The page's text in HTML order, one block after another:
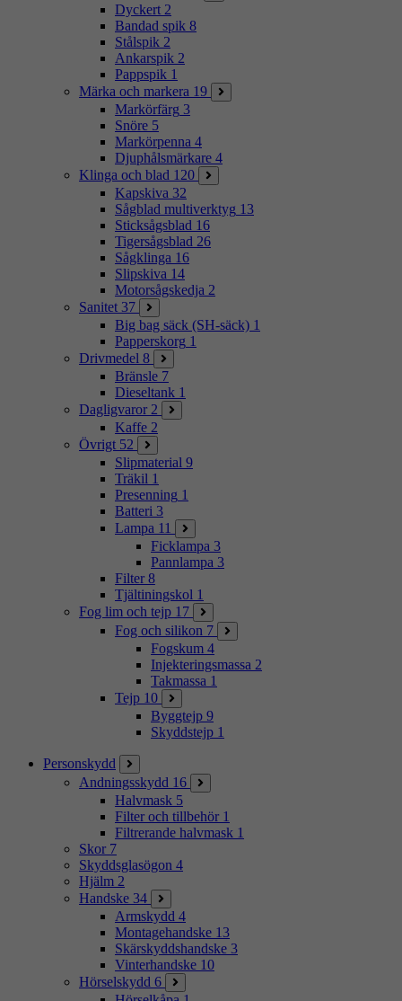
Dyckert 2
Bandad spik 8
Stålspik 2
Ankarspik 2
Pappspik 1
Märka och markera 19
Markörfärg 3
Snöre 5
Markörpenna 4
Djuphålsmärkare 4
Klinga och blad 120
Kapskiva 32
Sågblad multiverktyg 13
Sticksågsblad 16
Tigersågsblad 26
Sågklinga 16
Slipskiva 14
Motorsågskedja 2
Sanitet 37
Big bag säck (SH-säck) 1
Papperskorg 1
Drivmedel 8
Bränsle 7
Dieseltank 1
Dagligvaror 2
Kaffe 2
Övrigt 52
Slipmaterial 9
Träkil 1
Presenning 1
Batteri 3
Lampa 11
Ficklampa 3
Pannlampa 3
Filter 8
Tjältiningskol 1
Fog lim och tejp 17
Fog och silikon 7
Fogskum 4
Injekteringsmassa 2
Takmassa 1
Tejp 10
Byggtejp 9
Skyddstejp 1
Personskydd
Andningsskydd 16
Halvmask 5
Filter och tillbehör 1
Filtrerande halvmask 1
Skor 7
Skyddsglasögon 4
Hjälm 2
Handske 34
Armskydd 4
Montagehandske 13
Skärskyddshandske 3
Vinterhandske 10
Hörselskydd 6